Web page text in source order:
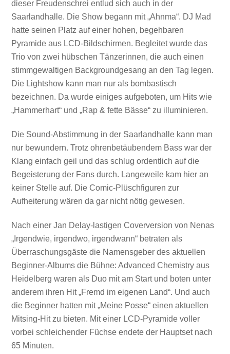
dieser Freudenschrei entlud sich auch in der
Saarlandhalle. Die Show begann mit „Ahnma“. DJ Mad
hatte seinen Platz auf einer hohen, begehbaren
Pyramide aus LCD-Bildschirmen. Begleitet wurde das
Trio von zwei hübschen Tänzerinnen, die auch einen
stimmgewaltigen Backgroundgesang an den Tag legen.
Die Lightshow kann man nur als bombastisch
bezeichnen. Da wurde einiges aufgeboten, um Hits wie
„Hammerhart“ und „Rap & fette Bässe“ zu illuminieren.
Die Sound-Abstimmung in der Saarlandhalle kann man
nur bewundern. Trotz ohrenbetäubendem Bass war der
Klang einfach geil und das schlug ordentlich auf die
Begeisterung der Fans durch. Langeweile kam hier an
keiner Stelle auf. Die Comic-Plüschfiguren zur
Aufheiterung wären da gar nicht nötig gewesen.
Nach einer Jan Delay-lastigen Coverversion von Nenas
„Irgendwie, irgendwo, irgendwann“ betraten als
Überraschungsgäste die Namensgeber des aktuellen
Beginner-Albums die Bühne: Advanced Chemistry aus
Heidelberg waren als Duo mit am Start und boten unter
anderem ihren Hit „Fremd im eigenen Land“. Und auch
die Beginner hatten mit „Meine Posse“ einen aktuellen
Mitsing-Hit zu bieten. Mit einer LCD-Pyramide voller
vorbei schleichender Füchse endete der Hauptset nach
65 Minuten.